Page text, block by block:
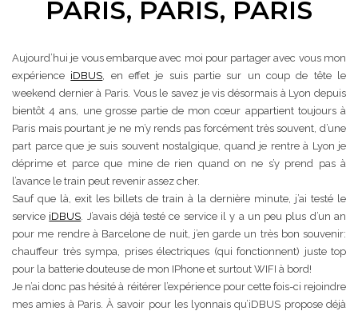
PARIS, PARIS, PARIS
Aujourd’hui je vous embarque avec moi pour partager avec vous mon
expérience iDBUS, en effet je suis partie sur un coup de tête le
weekend dernier à Paris. Vous le savez je vis désormais à Lyon depuis
bientôt 4 ans, une grosse partie de mon cœur appartient toujours à
Paris mais pourtant je ne m’y rends pas forcément très souvent, d’une
part parce que je suis souvent nostalgique, quand je rentre à Lyon je
déprime et parce que mine de rien quand on ne s’y prend pas à
l’avance le train peut revenir assez cher.
Sauf que là, exit les billets de train à la dernière minute, j’ai testé le
service iDBUS. J’avais déjà testé ce service il y a un peu plus d’un an
pour me rendre à Barcelone de nuit, j’en garde un très bon souvenir:
chauffeur très sympa, prises électriques (qui fonctionnent) juste top
pour la batterie douteuse de mon IPhone et surtout WIFI à bord!
Je n’ai donc pas hésité à réitérer l’expérience pour cette fois-ci rejoindre
mes amies à Paris. À savoir pour les lyonnais qu’iDBUS propose déjà